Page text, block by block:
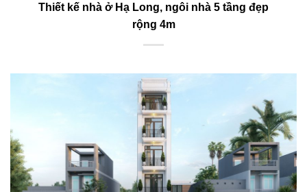
Thiết kế nhà ở Hạ Long, ngôi nhà 5 tầng đẹp
rộng 4m